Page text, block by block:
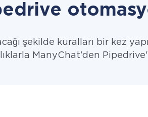
şekilde kuralları bir kez
ManyChat'den